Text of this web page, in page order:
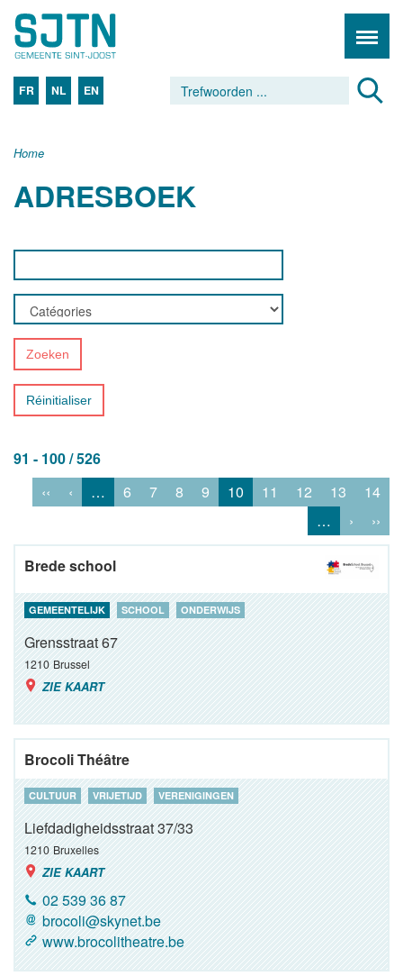
FR NL EN
Home
ADRESBOEK
Zoeken
Réinitialiser
91 - 100 / 526
‹‹
‹ … 6 7 8 9 10 11 12 13
14
…
› ››
Brede school
GEMEENTELIJK SCHOOL ONDERWIJS
Grensstraat 67
1210 Brussel
ZIE KAART
Brocoli Théâtre
CULTUUR VRIJETIJD VERENIGINGEN
Liefdadigheidsstraat 37/33
1210 Bruxelles
ZIE KAART
02 539 36 87
brocoli@skynet.be
www.brocolitheatre.be